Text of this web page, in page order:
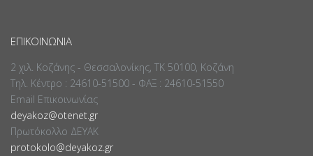
ΕΠΙΚΟΙΝΩΝΊΑ
2 χιλ. Κοζάνης - Θεσσαλονίκης, ΤΚ 50100, Κοζάνη
Τηλ. Κέντρο : 24610-51500 - ΦΑΞ : 24610-51550
Email Επικοινωνίας
deyakoz@otenet.gr
Πρωτόκολλο ΔΕΥΑΚ
protokolo@deyakoz.gr